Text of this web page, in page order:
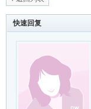
快速回复